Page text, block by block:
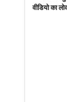
वीडियो का